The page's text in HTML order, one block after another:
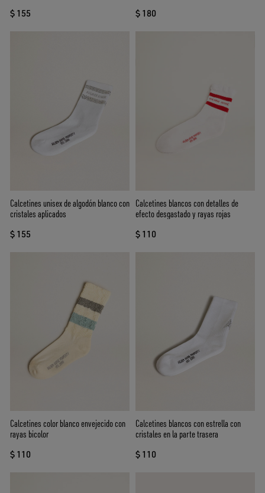
$ 155 $ 180
Calcetines unisex de algodón blanco con
cristales aplicados
$ 155
Calcetines blancos con detalles de
efecto desgastado y rayas rojas
$ 110
Calcetines color blanco envejecido con
rayas bicolor
$ 110
Calcetines blancos con estrella con
cristales en la parte trasera
$ 110